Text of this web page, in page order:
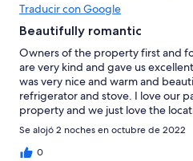
Traducir con Google
Beautifully romantic
Owners of the property first and
are very kind and gave us
was very nice and warm and
refrigerator and stove. I love our
property and we just love the
springs. Future travelers take note
property with a vehicle. Public
on weekends. Nearest grocery
Se alojó 2 noches en octubre de 2022
0